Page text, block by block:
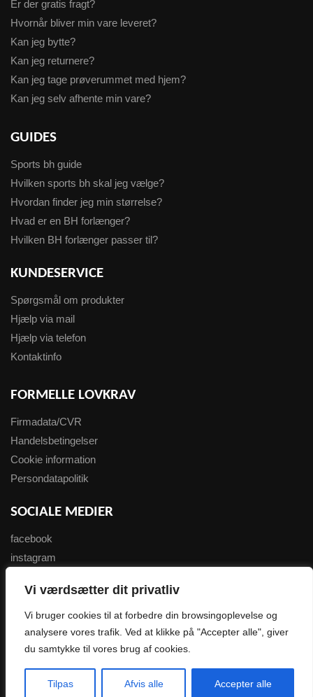
Vi værdsætter dit privatliv
Vi bruger cookies til at forbedre din browsingoplevelse og
analysere vores trafik. Ved at klikke på "Accepter alle", giver
du samtykke til vores brug af cookies.
Tilpas Afvis alle Accepter alle
Er der gratis fragt?
Hvornår bliver min vare leveret?
Kan jeg bytte?
Kan jeg returnere?
Kan jeg tage prøverummet med hjem?
Kan jeg selv afhente min vare?
GUIDES
Sports bh guide
Hvilken sports bh skal jeg vælge?
Hvordan finder jeg min størrelse?
Hvad er en BH forlænger?
Hvilken BH forlænger passer til?
KUNDESERVICE
Spørgsmål om produkter
Hjælp via mail
Hjælp via telefon
Kontaktinfo
FORMELLE LOVKRAV
Firmadata/CVR
Handelsbetingelser
Cookie information
Persondatapolitik
SOCIALE MEDIER
facebook
instagram
NYHEDSBREV
Copyright 2007-2023 wondersport.dk